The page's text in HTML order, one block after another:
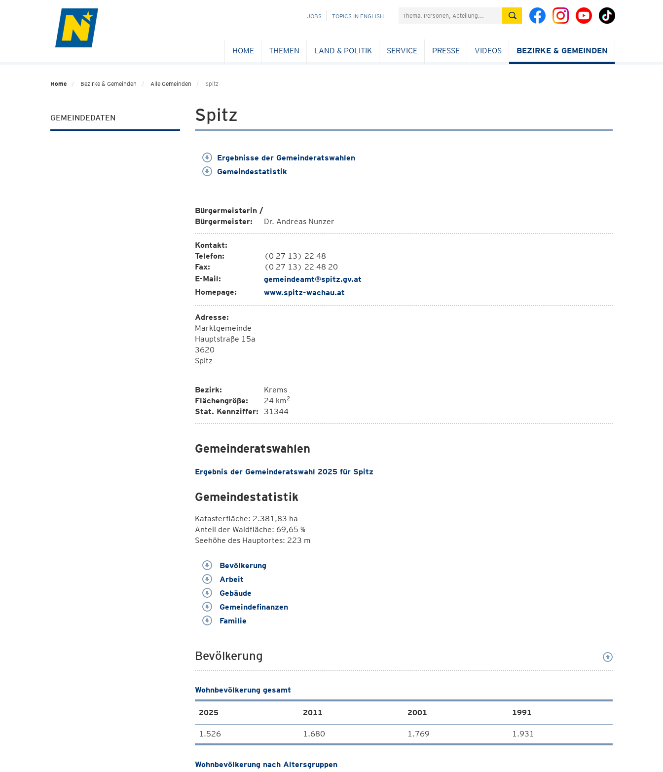
NAVIGATION
JOBS TOPICS IN ENGLISH Suchefeld
HOME THEMEN LAND & POLITIK SERVICE PRESSE VIDEOS BEZIRKE & GEMEINDEN
Home Bezirke & Gemeinden Alle Gemeinden Spitz
GEMEINDEDATEN Spitz
Ergebnisse der Gemeinderatswahlen
Gemeindestatistik
Bürgermeisterin /
Bürgermeister:
Dr. Andreas Nunzer
Kontakt:
Telefon:
(0 27 13) 22 48
Fax:
(0 27 13) 22 48 20
E-Mail:
gemeindeamt@spitz.gv.at
Homepage:
www.spitz-wachau.at
Adresse:
Marktgemeinde
Hauptstraße 15a
3620
Spitz
Bezirk:
Krems
Flächengröße:
24 km2
Stat. Kennziffer: 31344
Gemeinderatswahlen
Ergebnis der Gemeinderatswahl 2025 für Spitz
Gemeindestatistik
Katasterfläche: 2.381,83 ha
Anteil der Waldfläche: 69,65 %
Seehöhe des Hauptortes: 223 m
Bevölkerung
Arbeit
Gebäude
Gemeindefinanzen
Familie
Bevölkerung
Wohnbevölkerung gesamt
2025 2011 2001 1991
1.526 1.680 1.769 1.931
Wohnbevölkerung nach Altersgruppen